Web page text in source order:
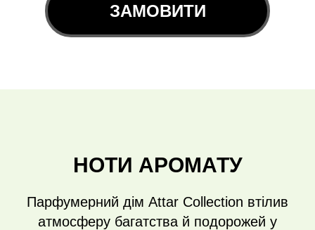
ЗАМОВИТИ
НОТИ АРОМАТУ
Парфумерний дім Attar Collection втілив
атмосферу багатства й подорожей у